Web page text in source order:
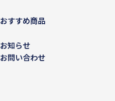
おすすめ商品
お知らせ
お問い合わせ